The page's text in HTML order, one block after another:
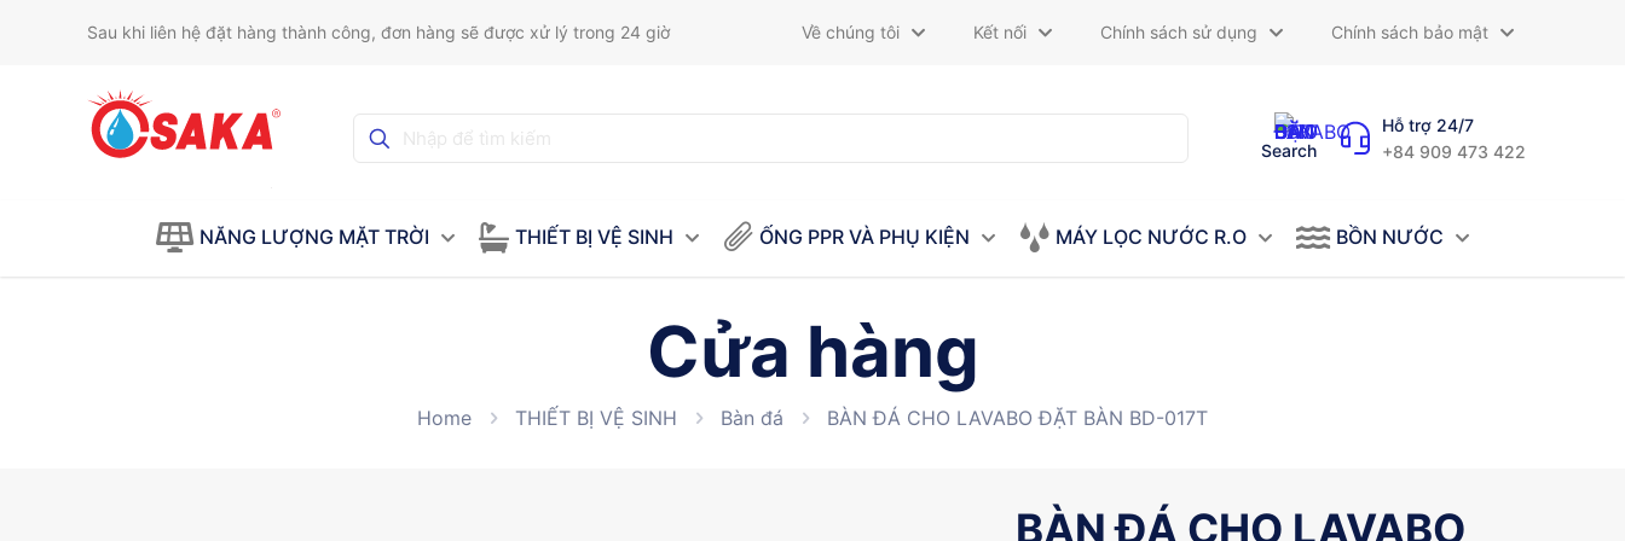
Sau khi liên hệ đặt hàng thành công, đơn hàng sẽ được xử lý trong 24 giờ Về chúng tôi Kết nối Chính sách sử dụng Chính sách bảo mật
Search
Hỗ trợ 24/7
+84 909 473 422
NĂNG LƯỢNG MẶT TRỜI THIẾT BỊ VỆ SINH ỐNG PPR VÀ PHỤ KIỆN MÁY LỌC NƯỚC R.O BỒN NƯỚC
Cửa hàng
Home THIẾT BỊ VỆ SINH Bàn đá BÀN ĐÁ CHO LAVABO ĐẶT BÀN BD-017T
BÀN ĐÁ CHO LAVABO